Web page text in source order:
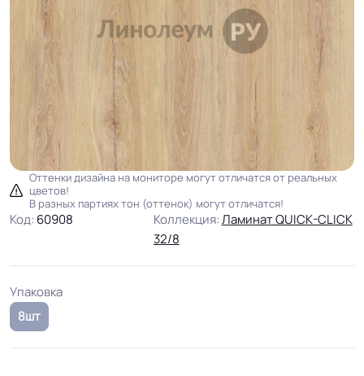
Оттенки дизайна на мониторе могут отличатся от реальных
цветов!
В разных партиях тон (оттенок) могут отличатся!
Код: 60908 Коллекция:Ламинат QUICK-CLICK
32/8
Упаковка
8шт